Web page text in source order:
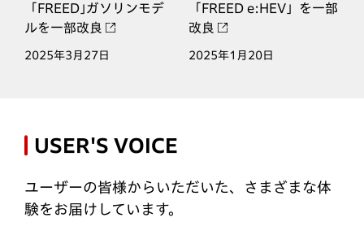
「FREED｣ガソリンモデ
ルを一部改良
2025年3月27日
「FREED e:HEV」を一部
改良
2025年1月20日
USER'S VOICE
ユーザーの皆様からいただいた、さまざまな体
験をお届けしています。